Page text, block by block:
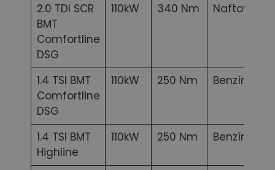
2.0 TDI SCR
BMT
Comfortline
DSG
110kW 340 Nm Naftový
1.4 TSI BMT
Comfortline
DSG
110kW 250 Nm Benzínový
1.4 TSI BMT
Highline
110kW 250 Nm Benzínový